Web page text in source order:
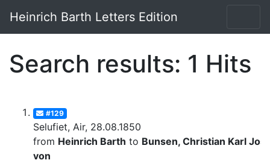
Heinrich Barth Letters Edition
Search results: 1 Hits
#129
Selufiet, Air, 28.08.1850
from Heinrich Barth to Bunsen, Christian Karl
von